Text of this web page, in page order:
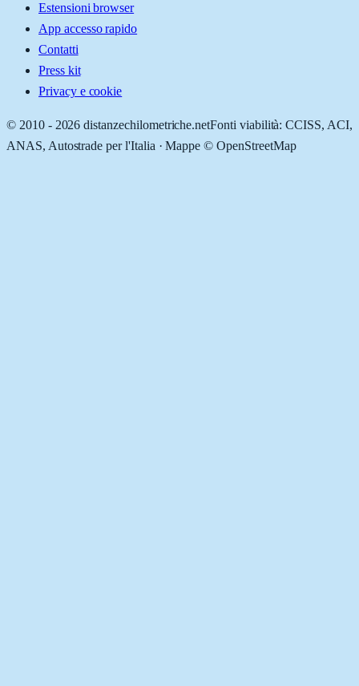
Estensioni browser
App accesso rapido
Contatti
Press kit
Privacy e cookie
© 2010 - 2026 distanzechilometriche.netFonti viabilità: CCISS, ACI,
ANAS, Autostrade per l'Italia · Mappe © OpenStreetMap